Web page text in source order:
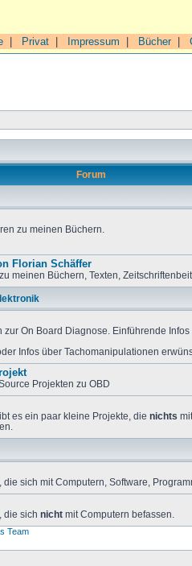
Privat Impressum Bücher|
Forum
zu meinen Büchern.
Florian Schäffer
meinen Büchern, Texten,
zur On Board Diagnose. Einführende
Infos über Tachomanipulationen
Projekten zu OBD
es ein paar kleine Projekte, die nichts
sich mit Computern, Software,
die sich nicht mit Computern befassen.
Team